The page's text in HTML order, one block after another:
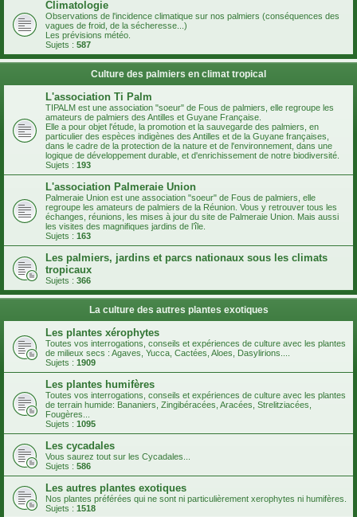
Climatologie
Observations de l'incidence climatique sur nos palmiers (conséquences des
vagues de froid, de la sécheresse...)
Les prévisions météo.
Sujets : 587
Culture des palmiers en climat tropical
L'association Ti Palm
TIPALM est une association "soeur" de Fous de palmiers, elle regroupe les
amateurs de palmiers des Antilles et Guyane Française.
Elle a pour objet l'étude, la promotion et la sauvegarde des palmiers, en
particulier des espèces indigènes des Antilles et de la Guyane françaises,
dans le cadre de la protection de la nature et de l'environnement, dans une
logique de développement durable, et d'enrichissement de notre biodiversité.
Sujets : 193
L'association Palmeraie Union
Palmeraie Union est une association "soeur" de Fous de palmiers, elle
regroupe les amateurs de palmiers de la Réunion. Vous y retrouver tous les
échanges, réunions, les mises à jour du site de Palmeraie Union. Mais aussi
les visites des magnifiques jardins de l’île.
Sujets : 163
Les palmiers, jardins et parcs nationaux sous les climats
tropicaux
Sujets : 366
La culture des autres plantes exotiques
Les plantes xérophytes
Toutes vos interrogations, conseils et expériences de culture avec les plantes
de milieux secs : Agaves, Yucca, Cactées, Aloes, Dasylirions....
Sujets : 1909
Les plantes humifères
Toutes vos interrogations, conseils et expériences de culture avec les plantes
de terrain humide: Bananiers, Zingibéracées, Aracées, Strelitziacées,
Fougères...
Sujets : 1095
Les cycadales
Vous saurez tout sur les Cycadales...
Sujets : 586
Les autres plantes exotiques
Nos plantes préférées qui ne sont ni particulièrement xerophytes ni humifères.
Sujets : 1518